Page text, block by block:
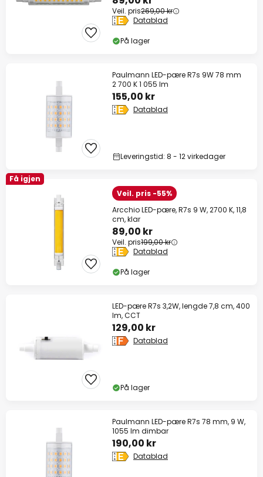
Veil. pris269,00 kr
Datablad
På lager
Paulmann LED-pære R7s 9W 78 mm
2 700 K 1 055 lm
155,00 kr
Datablad
Leveringstid: 8 - 12 virkedager
Få igjen
Veil. pris -55%
Arcchio LED-pære, R7s 9 W, 2700 K, 11,8
cm, klar
89,00 kr
Veil. pris199,00 kr
Datablad
På lager
LED-pære R7s 3,2W, lengde 7,8 cm, 400
lm, CCT
129,00 kr
Datablad
På lager
Paulmann LED-pære R7s 78 mm, 9 W,
1055 lm dimbar
190,00 kr
Datablad